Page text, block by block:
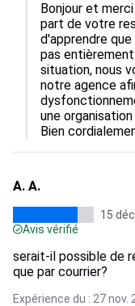
Bonjour et
part de votre
d'apprendre
pas
situation, nous
notre agence
une
Bien
A. A.
15
Avis vérifié
serait-il possible de
que par courrier?
Expérience du : 27 nov.